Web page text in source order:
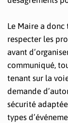
Le Maire a
respecter les
avant
communiqué,
tenant sur la
demande
sécurité
types